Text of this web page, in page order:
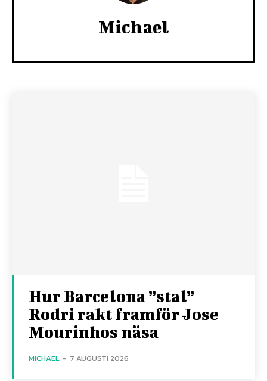
Michael
Hur Barcelona ”stal”
Rodri rakt framför Jose
Mourinhos näsa
MICHAEL - 7 AUGUSTI 2026